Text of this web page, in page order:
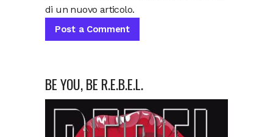
di un nuovo articolo.
BE YOU, BE R.E.B.E.L.